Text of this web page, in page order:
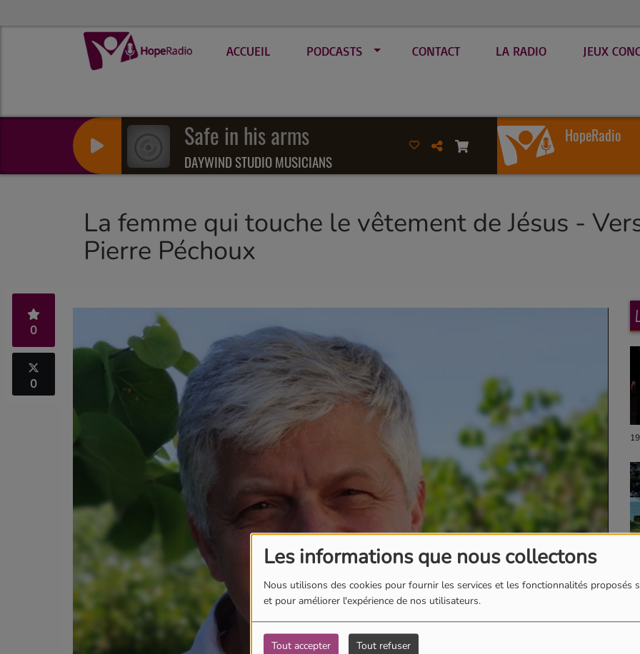
Les informations que nous collectons
Nous utilisons des cookies pour fournir les services et les fonctionnalités proposés
et pour améliorer l'expérience de nos utilisateurs.
Tout accepter Tout refuser
ACCUEIL PODCASTS CONTACT LA RADIO JEUX
Safe in his arms
DAYWIND STUDIO MUSICIANS
HopeRadio
La femme qui touche le vêtement de Jésus -
Pierre Péchoux
0
0